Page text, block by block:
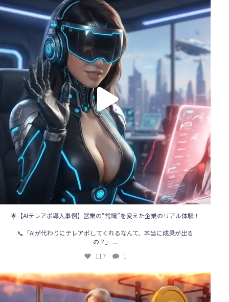
🌟【AIテレアポ導入事例】営業の“常識”を変えた企業のリアル体験！
...
117 1
🌟【AIテレアポ導入事例】営業の“常識”を変えた企業のリアル体験！
📞「AIが代わりにテレアポしてくれるなんて、本当に成果が出る
の？」
...
117 1
🌞【営業の新時代、到来！】
「電話をかけるのはAIの仕事」...